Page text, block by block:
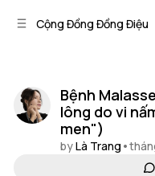
Cộng Đồng Đồng Điệu
Bệnh
lông do vi
men")
byLà Trang •